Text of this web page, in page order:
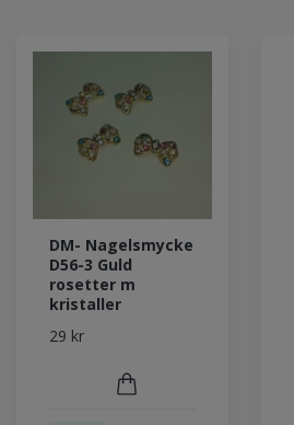
DM- Nagelsmycke
D56-3 Guld
rosetter m
kristaller
29 kr